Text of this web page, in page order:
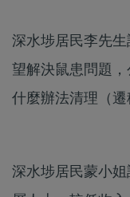
深水埗居民李先
望解決鼠患問題
什麼辦法清理（遷
深水埗居民蒙小